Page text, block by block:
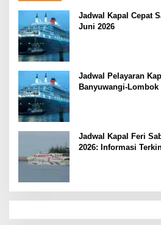
Jadwal Kapal Cepat
Juni 2026
Jadwal Pelayaran
Banyuwangi-
Jadwal Kapal Feri
2026: Informasi